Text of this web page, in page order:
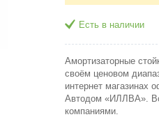
Есть в наличии
Амортизаторные
своём ценовом
интернет магазинах
Автодом «ИЛЛВА».
компаниями.